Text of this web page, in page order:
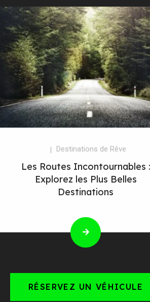
Destinations de Rêve
Les Routes Incontournables :
Explorez les Plus Belles
Destinations
RÉSERVEZ UN VÉHICULE